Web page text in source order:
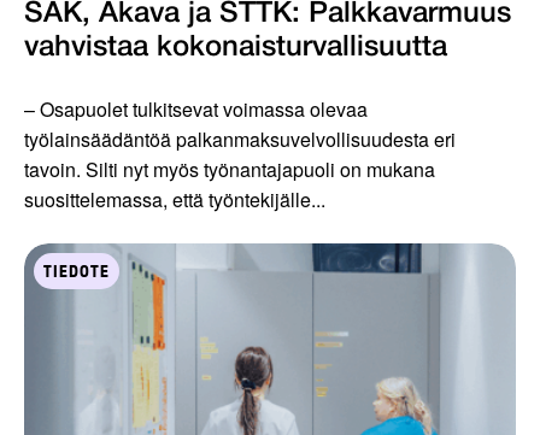
SAK, Akava ja STTK: Palkkavarmuus
vahvistaa kokonais­turvallisuutta
– Osapuolet tulkitsevat voimassa olevaa
työlainsäädäntöä palkanmaksuvelvollisuudesta eri
tavoin. Silti nyt myös työnantajapuoli on mukana
suosittelemassa, että työntekijälle...
TIEDOTE